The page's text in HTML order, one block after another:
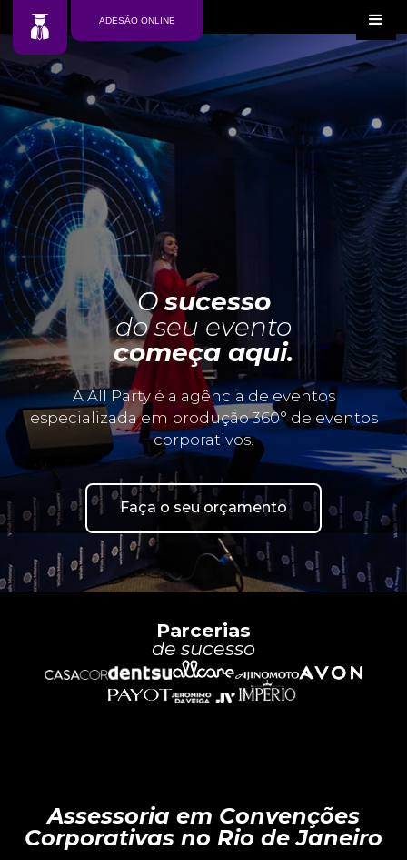
ADESÃO ONLINE
Osucesso
do seu evento
começa aqui.
A All Party é a agência de eventos
especializada em produção 360° de eventos
corporativos.
Faça o seu orçamento
Parcerias
de sucesso
Assessoria em Convenções
Corporativas no Rio de Janeiro